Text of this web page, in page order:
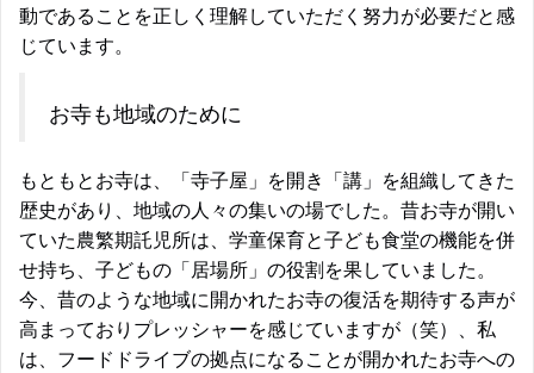
動であることを正しく理解していただく努力が必要だと感
じています。
お寺も地域のために
もともとお寺は、「寺子屋」を開き「講」を組織してきた
歴史があり、地域の人々の集いの場でした。昔お寺が開い
ていた農繁期託児所は、学童保育と子ども食堂の機能を併
せ持ち、子どもの「居場所」の役割を果していました。
今、昔のような地域に開かれたお寺の復活を期待する声が
高まっておりプレッシャーを感じていますが（笑）、私
は、フードドライブの拠点になることが開かれたお寺への